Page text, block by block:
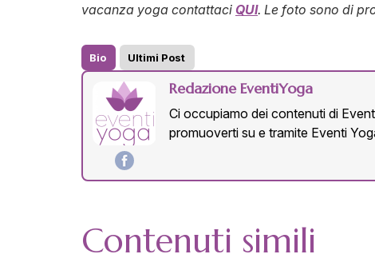
vacanza yoga contattaci QUI. Le foto sono di
Bio Ultimi Post
Redazione EventiYoga
Ci occupiamo dei contenuti di
promuoverti su e tramite Eventi
Contenuti simili